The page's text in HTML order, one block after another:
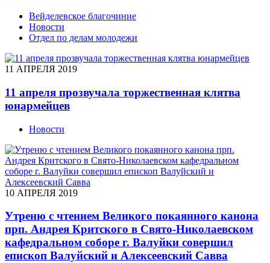
Вейделевское благочиние
Новости
Отдел по делам молодежи
11 АПРЕЛЯ 2019
11 апреля прозвучала торжественная клятва
юнармейцев
Новости
10 АПРЕЛЯ 2019
Утреню с чтением Великого покаянного канона
прп. Андрея Критского в Свято-Николаевском
кафедральном соборе г. Валуйки совершил
епископ Валуйский и Алексеевский Савва